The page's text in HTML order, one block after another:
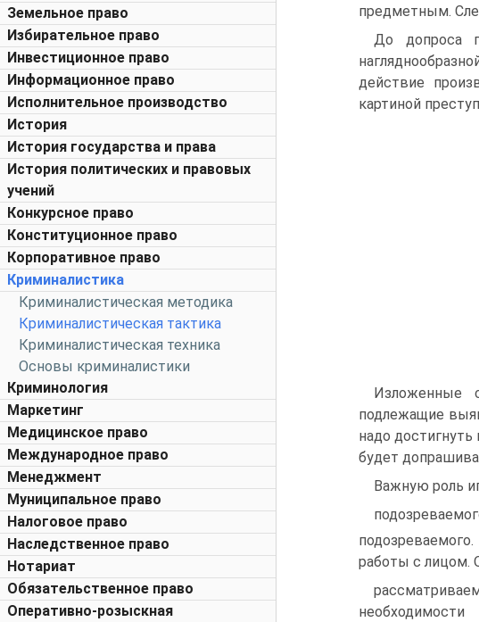
Земельное право
Избирательное право
Инвестиционное право
Информационное право
Исполнительное производство
История
История государства и права
История политических и правовых
учений
Конкурсное право
Конституционное право
Корпоративное право
Криминалистика
Криминалистическая методика
Криминалистическая тактика
Криминалистическая техника
Основы криминалистики
Криминология
Маркетинг
Медицинское право
Международное право
Менеджмент
Муниципальное право
Налоговое право
Наследственное право
Нотариат
Обязательственное право
Оперативно-розыскная
предметным.
До допроса
действие
картиной
Изложенные
подлежащие
надо
будет
Важную роль
работы с лицом.